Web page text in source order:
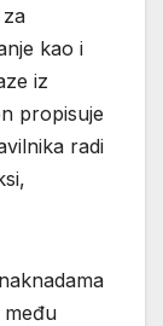
kao i
iz
propisuje
radi
među